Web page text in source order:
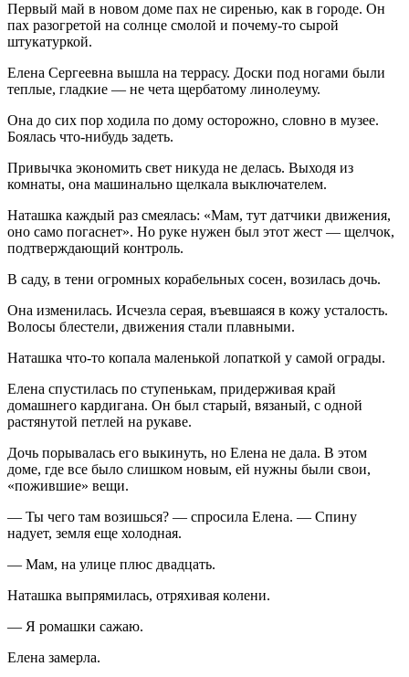
Первый май в новом доме пах не сиренью, как в городе. Он
пах разогретой на солнце смолой и почему-то сырой
штукатуркой.
Елена Сергеевна вышла на террасу. Доски под ногами были
теплые, гладкие — не чета щербатому линолеуму.
Она до сих пор ходила по дому осторожно, словно в музее.
Боялась что-нибудь задеть.
Привычка экономить свет никуда не делась. Выходя из
комнаты, она машинально щелкала выключателем.
Наташка каждый раз смеялась: «Мам, тут датчики движения,
оно само погаснет». Но руке нужен был этот жест — щелчок,
подтверждающий контроль.
В саду, в тени огромных корабельных сосен, возилась дочь.
Она изменилась. Исчезла серая, въевшаяся в кожу усталость.
Волосы блестели, движения стали плавными.
Наташка что-то копала маленькой лопаткой у самой ограды.
Елена спустилась по ступенькам, придерживая край
домашнего кардигана. Он был старый, вязаный, с одной
растянутой петлей на рукаве.
Дочь порывалась его выкинуть, но Елена не дала. В этом
доме, где все было слишком новым, ей нужны были свои,
«пожившие» вещи.
— Ты чего там возишься? — спросила Елена. — Спину
надует, земля еще холодная.
— Мам, на улице плюс двадцать.
Наташка выпрямилась, отряхивая колени.
— Я ромашки сажаю.
Елена замерла.